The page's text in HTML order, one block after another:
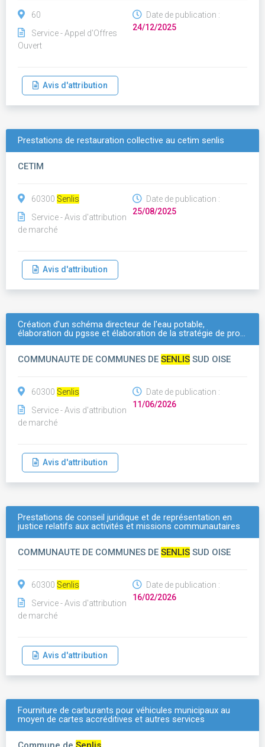
60
Service - Appel d'Offres
Ouvert
Date de publication :
24/12/2025
Avis d'attribution
Prestations de restauration collective au cetim senlis
CETIM
60300 Senlis
Service - Avis d'attribution
de marché
Date de publication :
25/08/2025
Avis d'attribution
Création d'un schéma directeur de l'eau potable,
élaboration du pgsse et élaboration de la stratégie de pro…
COMMUNAUTE DE COMMUNES DE SENLIS SUD OISE
60300 Senlis
Service - Avis d'attribution
de marché
Date de publication :
11/06/2026
Avis d'attribution
Prestations de conseil juridique et de représentation en
justice relatifs aux activités et missions communautaires
COMMUNAUTE DE COMMUNES DE SENLIS SUD OISE
60300 Senlis
Service - Avis d'attribution
de marché
Date de publication :
16/02/2026
Avis d'attribution
Fourniture de carburants pour véhicules municipaux au
moyen de cartes accréditives et autres services